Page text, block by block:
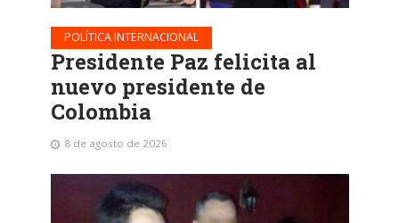
POLÍTICA INTERNACIONAL
Presidente Paz felicita al
nuevo presidente de
Colombia
8 de agosto de 2026